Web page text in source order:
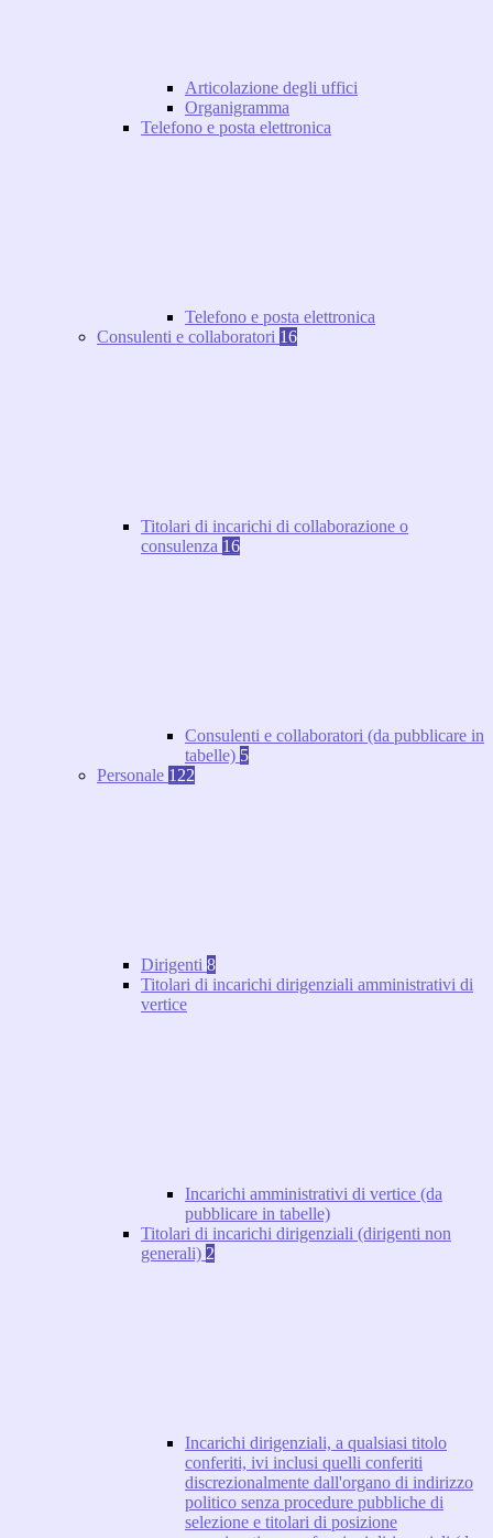
Articolazione degli uffici
Organigramma
Telefono e posta elettronica
Telefono e posta elettronica
Consulenti e collaboratori 16
Titolari di incarichi di collaborazione o
consulenza 16
Consulenti e collaboratori (da pubblicare in
tabelle) 5
Personale 122
Dirigenti 8
Titolari di incarichi dirigenziali amministrativi di
vertice
Incarichi amministrativi di vertice (da
pubblicare in tabelle)
Titolari di incarichi dirigenziali (dirigenti non
generali) 2
Incarichi dirigenziali, a qualsiasi titolo
conferiti, ivi inclusi quelli conferiti
discrezionalmente dall'organo di indirizzo
politico senza procedure pubbliche di
selezione e titolari di posizione